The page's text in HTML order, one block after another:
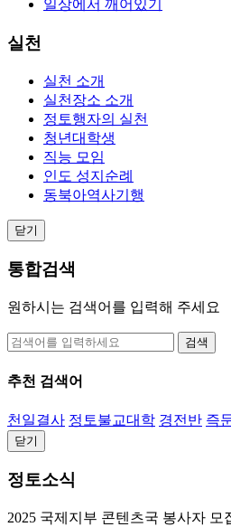
일상에서 깨어있기
실천
실천 소개
실천장소 소개
정토행자의 실천
청년대학생
직능 모임
인도 성지순례
동북아역사기행
닫기
통합검색
원하시는 검색어를 입력해 주세요
검색
추천 검색어
천일결사 정토불교대학 경전반 즉
닫기
정토소식
2025 국제지부 콘텐츠국 봉사자 모